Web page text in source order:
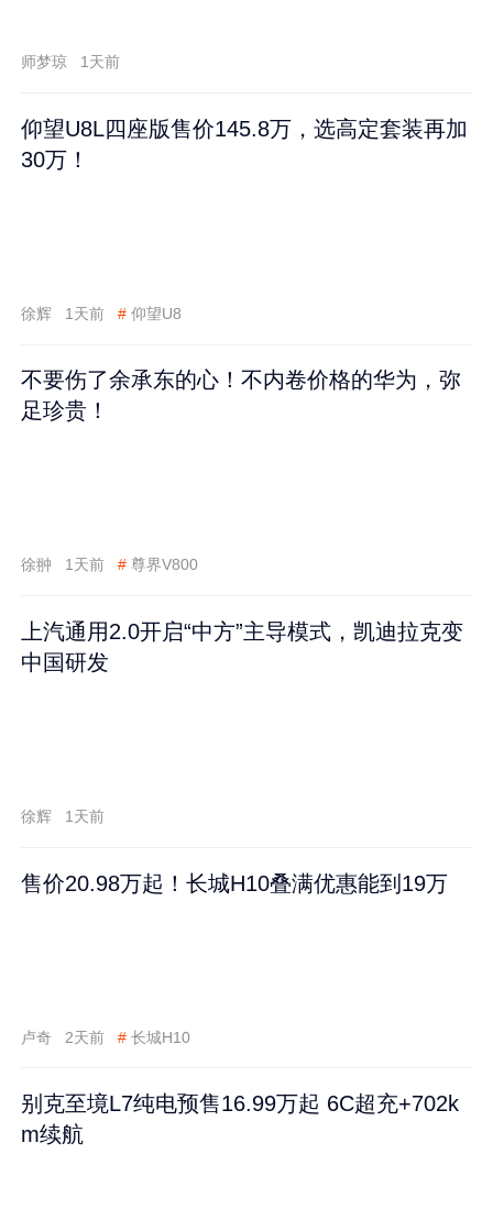
师梦琼 1天前
仰望U8L四座版售价145.8万，选高定套装再加
30万！
徐辉 1天前 # 仰望U8
不要伤了余承东的心！不内卷价格的华为，弥
足珍贵！
徐翀 1天前 # 尊界V800
上汽通用2.0开启“中方”主导模式，凯迪拉克变
中国研发
徐辉 1天前
售价20.98万起！长城H10叠满优惠能到19万
卢奇 2天前 # 长城H10
别克至境L7纯电预售16.99万起 6C超充+702k
m续航